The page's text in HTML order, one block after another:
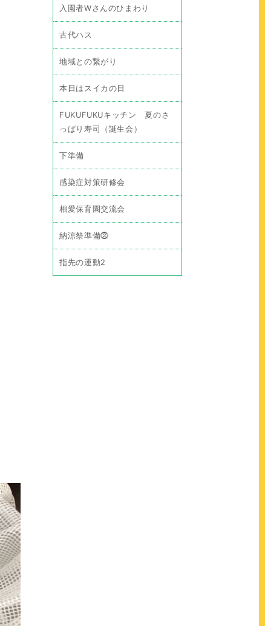
入園者Wさんのひまわり
古代ハス
地域との繋がり
本日はスイカの日
FUKUFUKUキッチン 夏のさ
っぱり寿司（誕生会）
下準備
感染症対策研修会
相愛保育園交流会
納涼祭準備⓶
指先の運動2